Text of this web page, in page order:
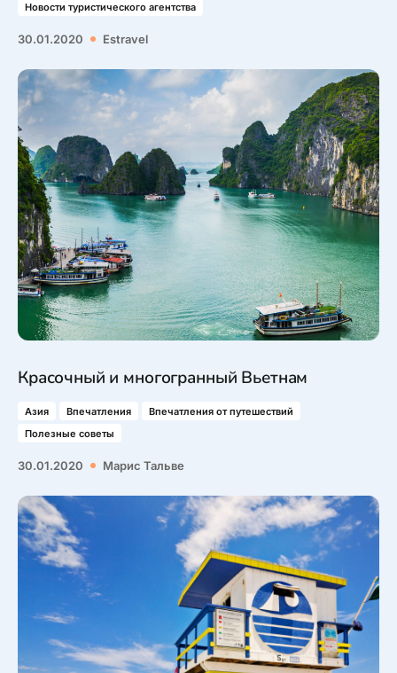
Новости туристического агентства
30.01.2020 Estravel
Красочный и многогранный Вьетнам
Азия Впечатления
Впечатления от путешествий
Полезные советы
30.01.2020 Марис Тальве